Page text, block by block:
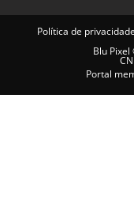
Política de privacidade
Blu Pixel
Portal